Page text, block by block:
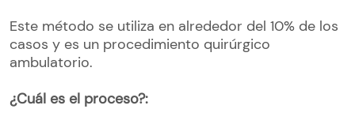
Este método se utiliza en alrededor del 10% de los
casos y es un procedimiento quirúrgico
ambulatorio.
¿Cuál es el proceso?: